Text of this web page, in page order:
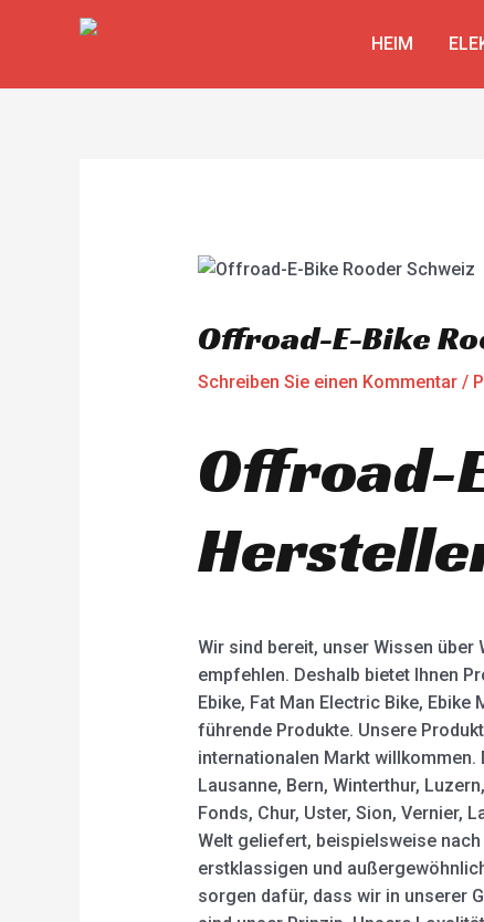
HEIM
Offroad-E-Bike
Schreiben Sie einen Kommentar /
Offroad-
Wir sind bereit, unser Wissen
empfehlen. Deshalb bietet Ihnen
Ebike, Fat Man Electric Bike,
führende Produkte. Unsere
internationalen Markt
Lausanne, Bern, Winterthur,
Fonds, Chur, Uster, Sion, Vernier,
Welt geliefert, beispielsweise nach
erstklassigen und
sorgen dafür, dass wir in unserer
Beitragsnavigation